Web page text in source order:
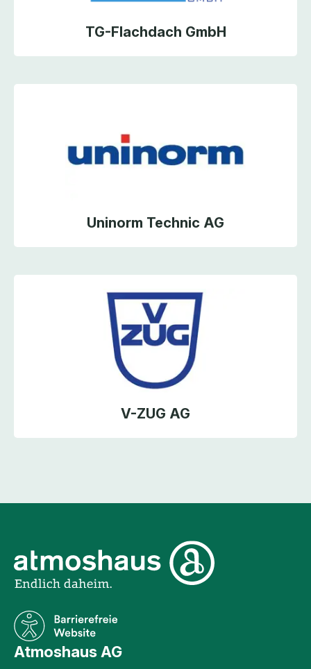
TG-Flachdach GmbH
Uninorm Technic AG
V-ZUG AG
Atmoshaus AG